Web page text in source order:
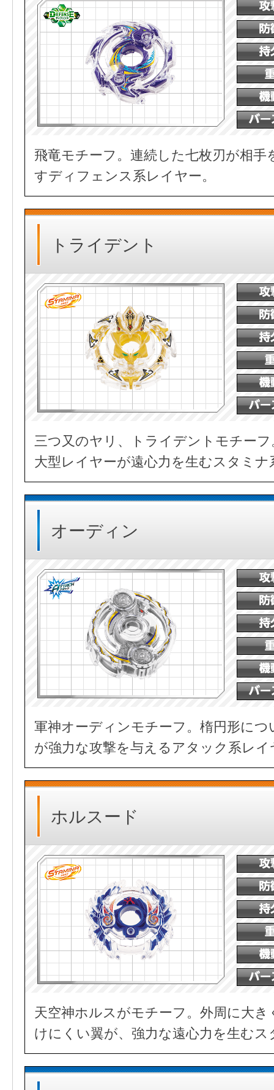
飛竜モチーフ。連続した七枚刃が相手
すディフェンス系レイヤー。
トライデント
三つ又のヤリ、トライデントモチー
大型レイヤーが遠心力を生むスタミナ
オーディン
軍神オーディンモチーフ。楕円形に
が強力な攻撃を与えるアタック系レイ
ホルスード
天空神ホルスがモチーフ。外周に大
けにくい翼が、強力な遠心力を生む